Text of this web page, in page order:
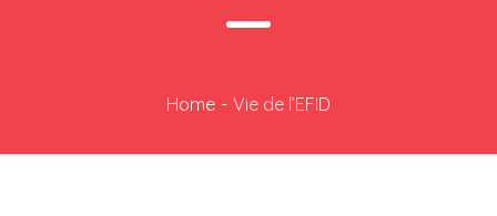
Home - Vie de l’EFID